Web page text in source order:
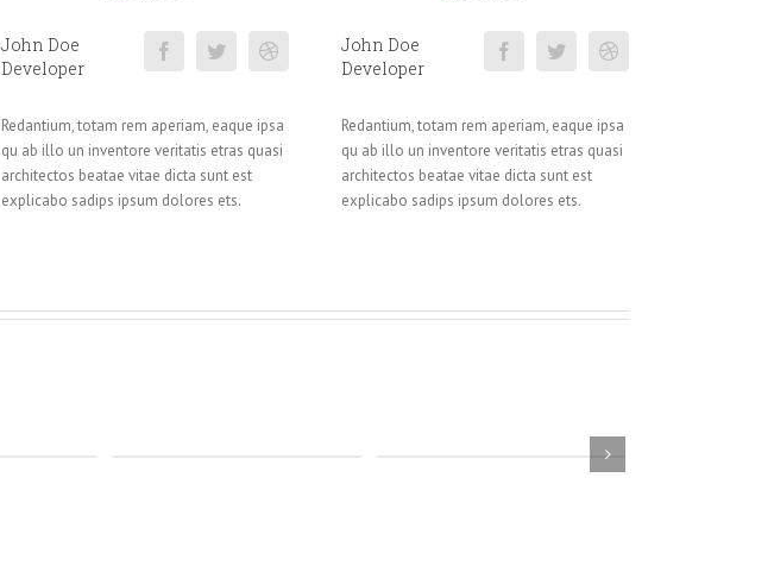
John Doe
Developer
Redantium, totam rem aperiam, eaque ipsa
qu ab illo un inventore veritatis etras quasi
architectos beatae vitae dicta sunt est
explicabo sadips ipsum dolores ets.
John Doe
Developer
Redantium, totam rem aperiam, eaque ipsa
qu ab illo un inventore veritatis etras quasi
architectos beatae vitae dicta sunt est
explicabo sadips ipsum dolores ets.